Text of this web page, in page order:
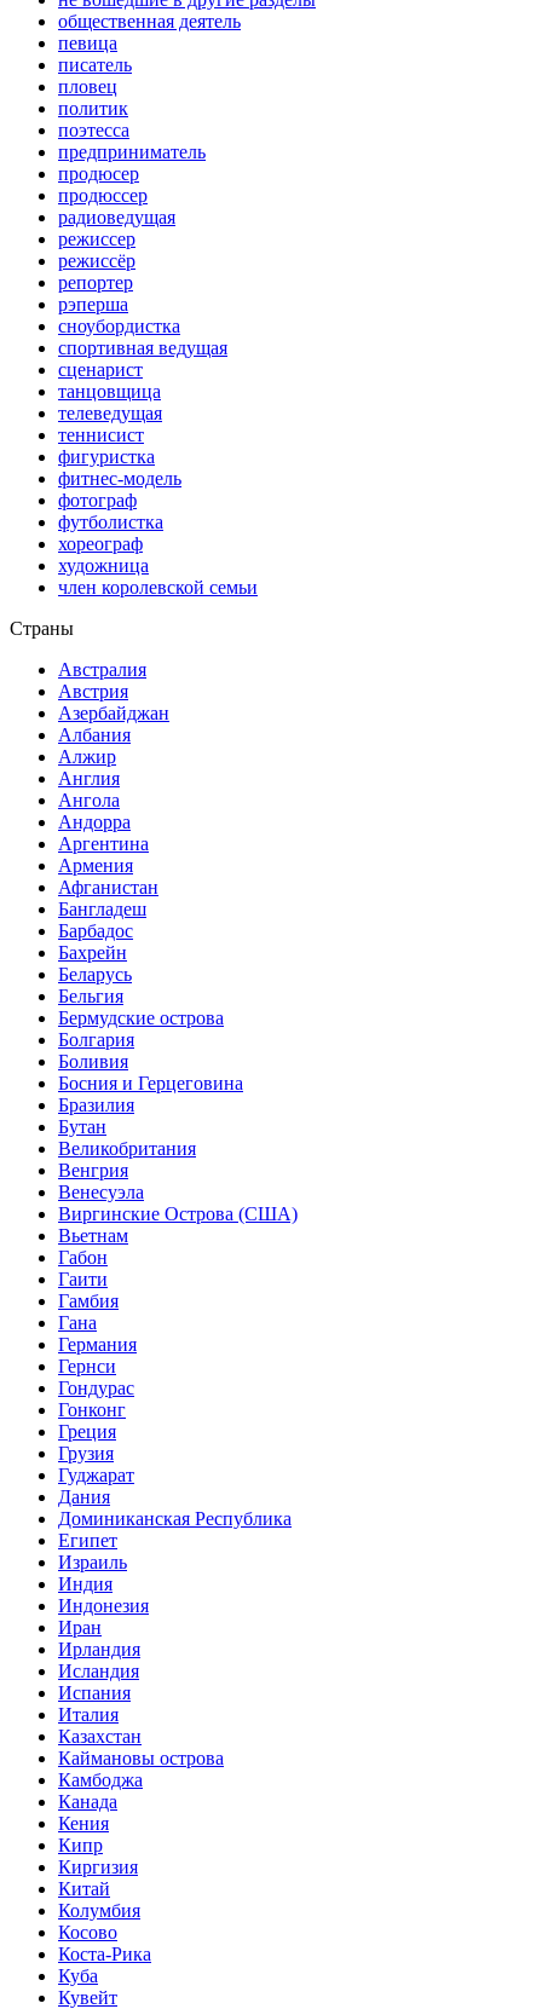
общественная деятель
певица
писатель
пловец
политик
поэтесса
предприниматель
продюсер
продюссер
радиоведущая
режиссер
режиссёр
репортер
рэперша
сноубордистка
спортивная ведущая
сценарист
танцовщица
телеведущая
теннисист
фигуристка
фитнес-модель
фотограф
футболистка
хореограф
художница
член королевской семьи
Страны
Австралия
Австрия
Азербайджан
Албания
Алжир
Англия
Ангола
Андорра
Аргентина
Армения
Афганистан
Бангладеш
Барбадос
Бахрейн
Беларусь
Бельгия
Бермудские острова
Болгария
Боливия
Босния и Герцеговина
Бразилия
Бутан
Великобритания
Венгрия
Венесуэла
Виргинские Острова (США)
Вьетнам
Габон
Гаити
Гамбия
Гана
Германия
Гернси
Гондурас
Гонконг
Греция
Грузия
Гуджарат
Дания
Доминиканская Республика
Египет
Израиль
Индия
Индонезия
Иран
Ирландия
Исландия
Испания
Италия
Казахстан
Каймановы острова
Камбоджа
Канада
Кения
Кипр
Киргизия
Китай
Колумбия
Косово
Коста-Рика
Куба
Кувейт